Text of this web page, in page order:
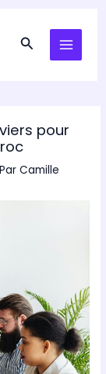
Rechercher
MAIN
pour
Camille